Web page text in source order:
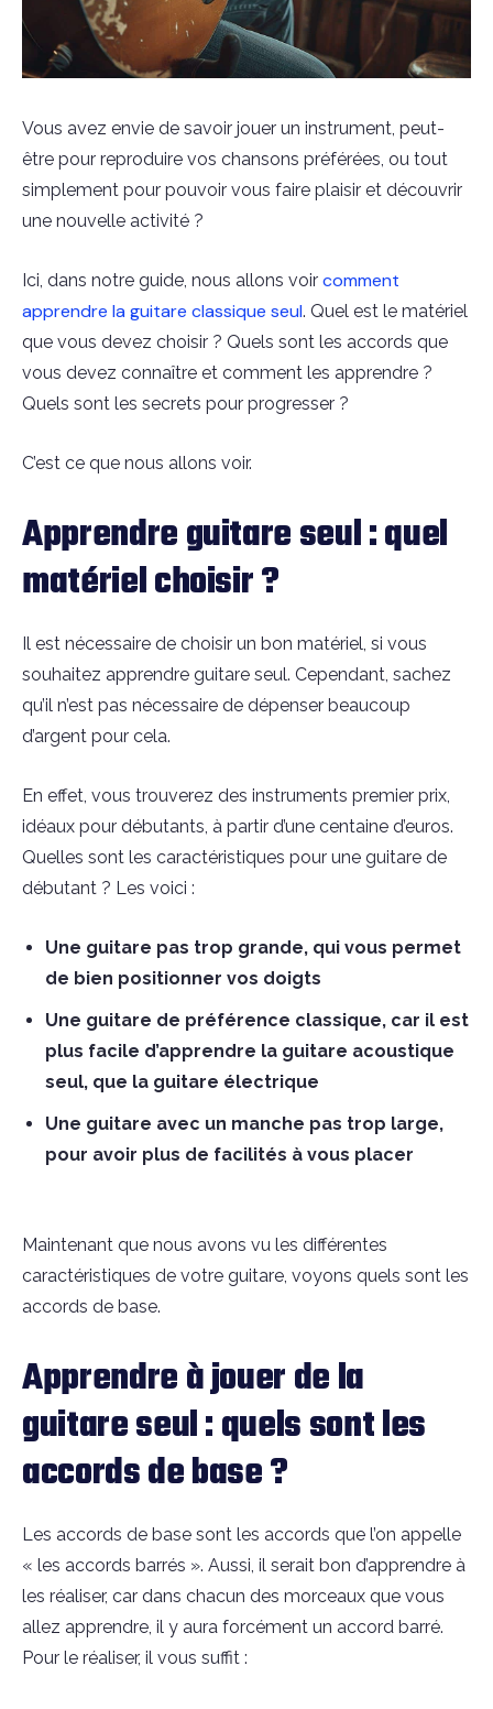
Vous avez envie de savoir jouer un instrument, peut-
être pour reproduire vos chansons préférées, ou tout
simplement pour pouvoir vous faire plaisir et découvrir
une nouvelle activité ?
Ici, dans notre guide, nous allons voir comment
apprendre la guitare classique seul. Quel est le matériel
que vous devez choisir ? Quels sont les accords que
vous devez connaître et comment les apprendre ?
Quels sont les secrets pour progresser ?
C’est ce que nous allons voir.
Apprendre guitare seul : quel
matériel choisir ?
Il est nécessaire de choisir un bon matériel, si vous
souhaitez apprendre guitare seul. Cependant, sachez
qu’il n’est pas nécessaire de dépenser beaucoup
d’argent pour cela.
En effet, vous trouverez des instruments premier prix,
idéaux pour débutants, à partir d’une centaine d’euros.
Quelles sont les caractéristiques pour une guitare de
débutant ? Les voici :
Une guitare pas trop grande, qui vous permet
de bien positionner vos doigts
Une guitare de préférence classique, car il est
plus facile d’apprendre la guitare acoustique
seul, que la guitare électrique
Une guitare avec un manche pas trop large,
pour avoir plus de facilités à vous placer
Maintenant que nous avons vu les différentes
caractéristiques de votre guitare, voyons quels sont les
accords de base.
Apprendre à jouer de la
guitare seul : quels sont les
accords de base ?
Les accords de base sont les accords que l’on appelle
« les accords barrés ». Aussi, il serait bon d’apprendre à
les réaliser, car dans chacun des morceaux que vous
allez apprendre, il y aura forcément un accord barré.
Pour le réaliser, il vous suffit :